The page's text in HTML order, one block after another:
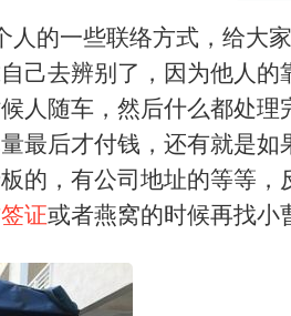
人的一些联络方式，给大
己去辨别了，因为他人的
人随车，然后什么都处理
最后才付钱，还有就是如
的，有公司地址的等等，
证或者燕窝的时候再找小